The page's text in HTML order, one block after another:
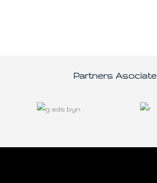
Partners Asociate